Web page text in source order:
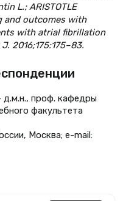
L.; ARISTOTLE
and outcomes with
with atrial fibrillation
2016;175:175–83.
д.м.н., проф. кафедры
факультета
Москва; e-mail: